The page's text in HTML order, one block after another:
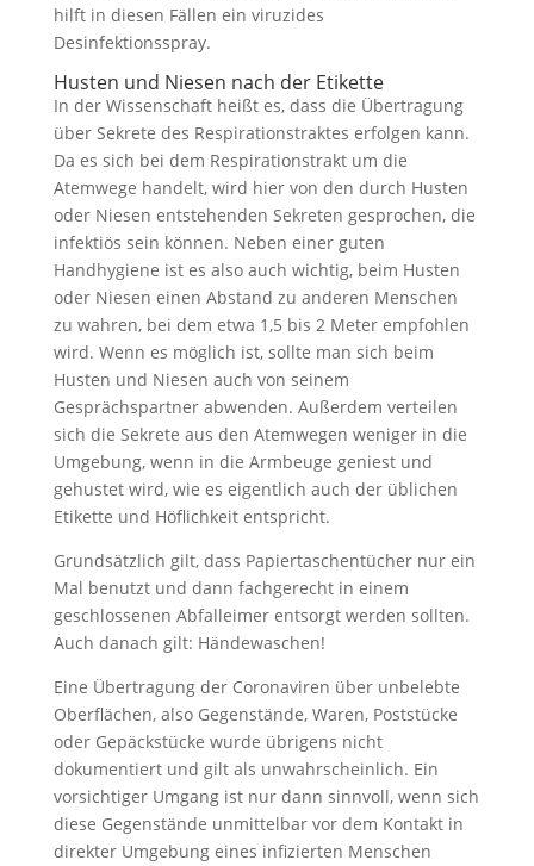
hilft in diesen Fällen ein viruzides
Desinfektionsspray.
Husten und Niesen nach der Etikette
In der Wissenschaft heißt es, dass die Übertragung
über Sekrete des Respirationstraktes erfolgen kann.
Da es sich bei dem Respirationstrakt um die
Atemwege handelt, wird hier von den durch Husten
oder Niesen entstehenden Sekreten gesprochen, die
infektiös sein können. Neben einer guten
Handhygiene ist es also auch wichtig, beim Husten
oder Niesen einen Abstand zu anderen Menschen
zu wahren, bei dem etwa 1,5 bis 2 Meter empfohlen
wird. Wenn es möglich ist, sollte man sich beim
Husten und Niesen auch von seinem
Gesprächspartner abwenden. Außerdem verteilen
sich die Sekrete aus den Atemwegen weniger in die
Umgebung, wenn in die Armbeuge geniest und
gehustet wird, wie es eigentlich auch der üblichen
Etikette und Höflichkeit entspricht.
Grundsätzlich gilt, dass Papiertaschentücher nur ein
Mal benutzt und dann fachgerecht in einem
geschlossenen Abfalleimer entsorgt werden sollten.
Auch danach gilt: Händewaschen!
Eine Übertragung der Coronaviren über unbelebte
Oberflächen, also Gegenstände, Waren, Poststücke
oder Gepäckstücke wurde übrigens nicht
dokumentiert und gilt als unwahrscheinlich. Ein
vorsichtiger Umgang ist nur dann sinnvoll, wenn sich
diese Gegenstände unmittelbar vor dem Kontakt in
direkter Umgebung eines infizierten Menschen